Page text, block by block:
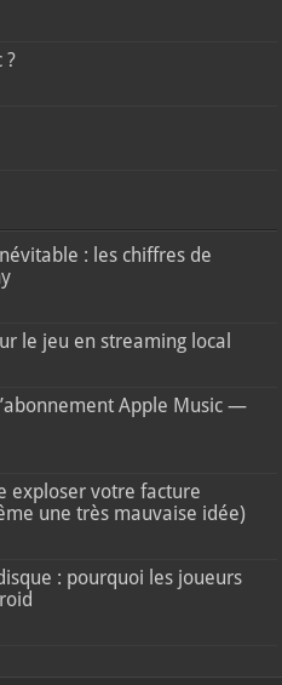
?
: les chiffres de
le jeu en streaming local
Apple Music —
exploser votre facture
une très mauvaise idée)
: pourquoi les joueurs